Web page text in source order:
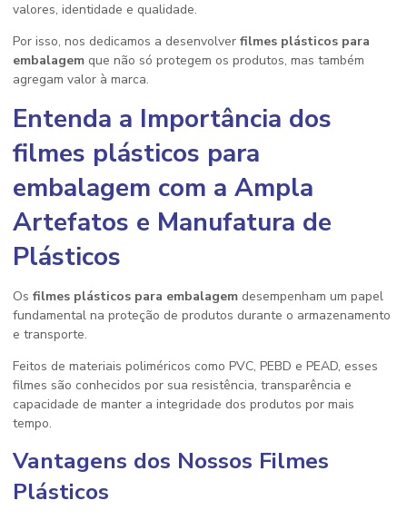
valores, identidade e qualidade.
Por isso, nos dedicamos a desenvolver filmes plásticos para
embalagem que não só protegem os produtos, mas também
agregam valor à marca.
Entenda a Importância dos
filmes plásticos para
embalagem com a Ampla
Artefatos e Manufatura de
Plásticos
Os filmes plásticos para embalagem desempenham um papel
fundamental na proteção de produtos durante o armazenamento
e transporte.
Feitos de materiais poliméricos como PVC, PEBD e PEAD, esses
filmes são conhecidos por sua resistência, transparência e
capacidade de manter a integridade dos produtos por mais
tempo.
Vantagens dos Nossos Filmes
Plásticos